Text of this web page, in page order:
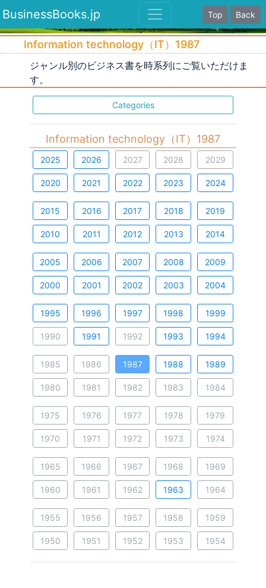
BusinessBooks.jp Top Back
Information technology（IT）1987
ジャンル別のビジネス書を時系列にご覧いただけま
す。
Categories
Information technology（IT）1987
2025 2026 2027 2028 2029
2020 2021 2022 2023 2024
2015 2016 2017 2018 2019
2010 2011 2012 2013 2014
2005 2006 2007 2008 2009
2000 2001 2002 2003 2004
1995 1996 1997 1998 1999
1990 1991 1992 1993 1994
1985 1986 1987 1988 1989
1980 1981 1982 1983 1984
1975 1976 1977 1978 1979
1970 1971 1972 1973 1974
1965 1966 1967 1968 1969
1960 1961 1962 1963 1964
1955 1956 1957 1958 1959
1950 1951 1952 1953 1954